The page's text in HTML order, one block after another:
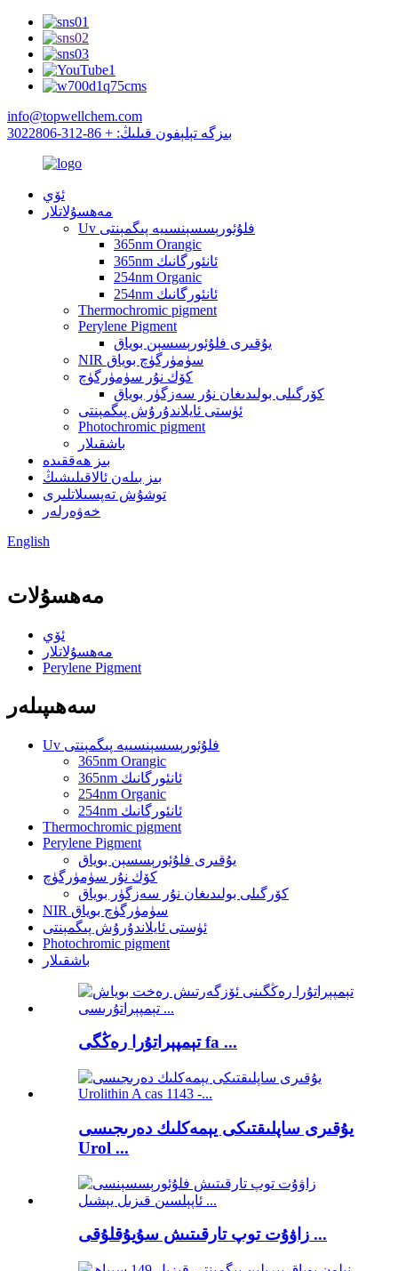
info@topwellchem.com
بىزگە تېلېفون قىلىڭ: + 86-312-3022806
ئۆي
مەھسۇلاتلار
Uv فلۇئورېسسېنسىيە پىگمېنتى
365nm Orangic
365nm ئانئورگانىك
254nm Organic
254nm ئانئورگانىك
Thermochromic pigment
Perylene Pigment
يۇقىرى فلۇئورېسسېن بوياق
NIR سۈمۈرگۈچ بوياق
كۆك نۇر سۈمۈرگۈچ
كۆرگىلى بولىدىغان نۇر سەزگۈر بوياق
ئۈستى ئايلاندۇرۇش پىگمېنتى
Photochromic pigment
باشقىلار
بىز ھەققىدە
بىز بىلەن ئالاقىلىشىڭ
توشۇش تەپسىلاتلىرى
خەۋەرلەر
English
مەھسۇلات
ئۆي
مەھسۇلاتلار
Perylene Pigment
سەھىپىلەر
Uv فلۇئورېسسېنسىيە پىگمېنتى
365nm Orangic
365nm ئانئورگانىك
254nm Organic
254nm ئانئورگانىك
Thermochromic pigment
Perylene Pigment
يۇقىرى فلۇئورېسسېن بوياق
كۆك نۇر سۈمۈرگۈچ
كۆرگىلى بولىدىغان نۇر سەزگۈر بوياق
NIR سۈمۈرگۈچ بوياق
ئۈستى ئايلاندۇرۇش پىگمېنتى
Photochromic pigment
باشقىلار
تېمپېراتۇرا رەڭگى fa ...
يۇقىرى ساپلىقتىكى يېمەكلىك دەرىجىسى
Urol ...
زاۋۇت توپ تارقىتىش سۇيۇقلۇقى ...